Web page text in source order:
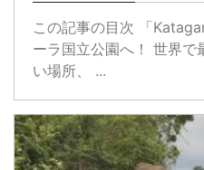
この記事の目次 「
ーラ国立公園へ！ 世界で
い場所、 ...